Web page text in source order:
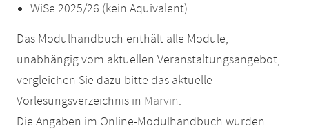
WiSe 2025/26 (kein Äquivalent)
Das Modulhandbuch enthält alle Module,
unabhängig vom aktuellen Veranstaltungsangebot,
vergleichen Sie dazu bitte das aktuelle
Vorlesungsverzeichnis in Marvin.
Die Angaben im Online-Modulhandbuch wurden